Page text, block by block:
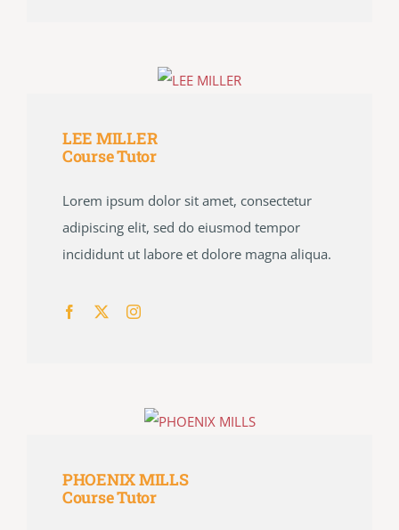
LEE MILLER
Course Tutor
Lorem ipsum dolor sit amet, consectetur
adipiscing elit, sed do eiusmod tempor
incididunt ut labore et dolore magna aliqua.
PHOENIX MILLS
Course Tutor